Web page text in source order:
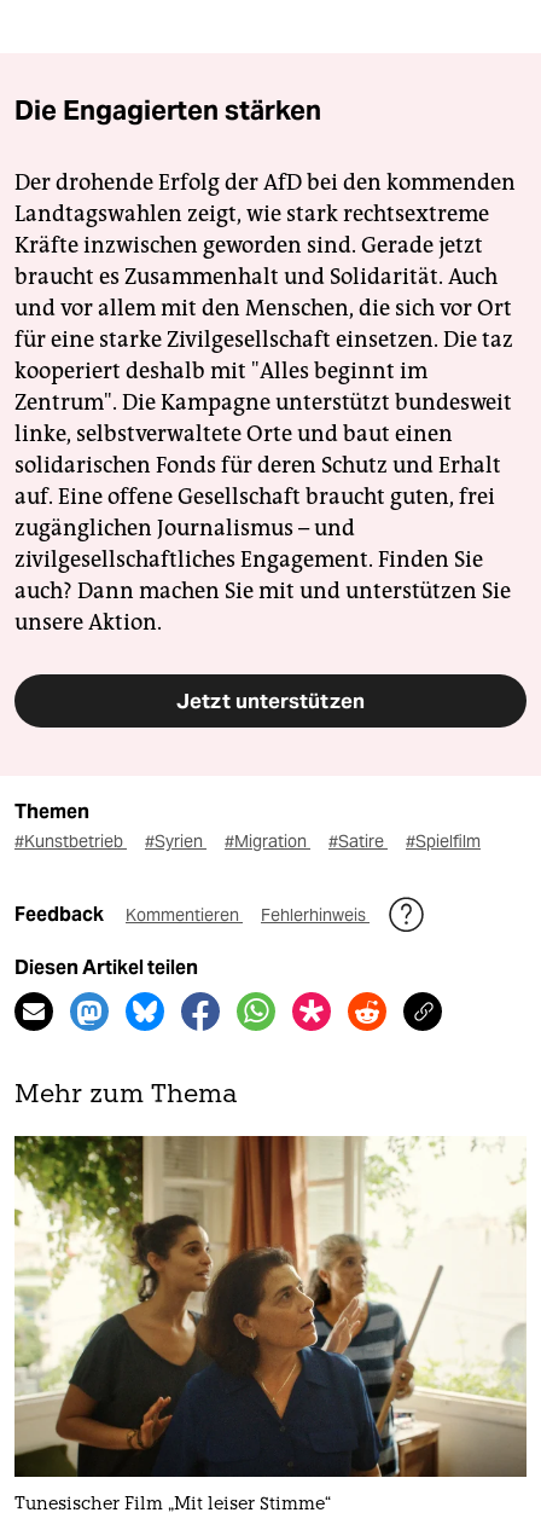
Die Engagierten stärken
Der drohende Erfolg der AfD bei den kommenden
Landtagswahlen zeigt, wie stark rechtsextreme
Kräfte inzwischen geworden sind. Gerade jetzt
braucht es Zusammenhalt und Solidarität. Auch
und vor allem mit den Menschen, die sich vor Ort
für eine starke Zivilgesellschaft einsetzen. Die taz
kooperiert deshalb mit "Alles beginnt im
Zentrum". Die Kampagne unterstützt bundesweit
linke, selbstverwaltete Orte und baut einen
solidarischen Fonds für deren Schutz und Erhalt
auf. Eine offene Gesellschaft braucht guten, frei
zugänglichen Journalismus – und
zivilgesellschaftliches Engagement. Finden Sie
auch? Dann machen Sie mit und unterstützen Sie
unsere Aktion.
Jetzt unterstützen
Themen
#Kunstbetrieb #Syrien #Migration #Satire #Spielfilm
Feedback Kommentieren Fehlerhinweis
Diesen Artikel teilen
Mehr zum Thema
Tunesischer Film „Mit leiser Stimme“